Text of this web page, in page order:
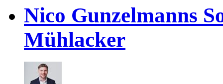
Nico Gunzelmanns
Mühlacker